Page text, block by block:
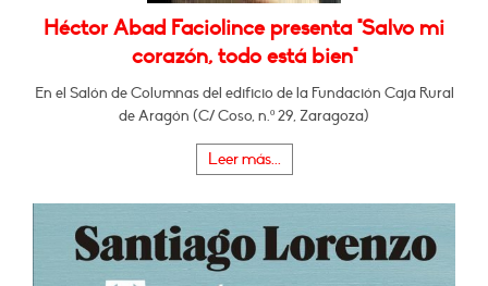
Héctor Abad Faciolince presenta "Salvo mi
corazón, todo está bien"
En el Salón de Columnas del edificio de la Fundación Caja Rural
de Aragón (C/ Coso, n.º 29, Zaragoza)
Leer más...